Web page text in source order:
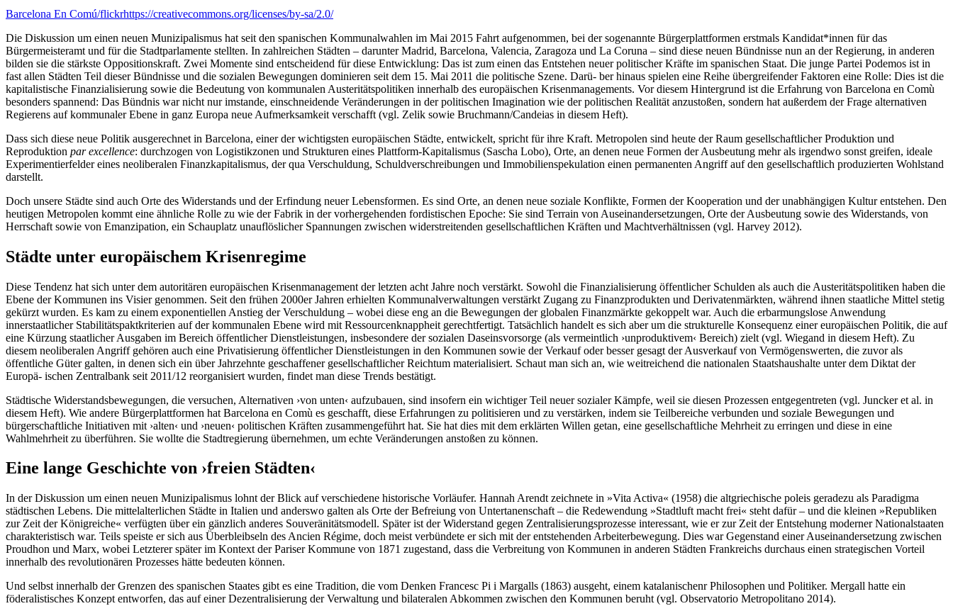
Barcelona En Comú/flickrhttps://creativecommons.org/licenses/by-sa/2.0/
Die Diskussion um einen neuen Munizipalismus hat seit den spanischen Kommunalwahlen im Mai 2015 Fahrt aufgenommen, bei der sogenannte Bürgerplattformen erstmals Kandidat*innen für das
Bürgermeisteramt und für die Stadtparlamente stellten. In zahlreichen Städten – darunter Madrid, Barcelona, Valencia, Zaragoza und La Coruna – sind diese neuen Bündnisse nun an der Regierung, in anderen
bilden sie die stärkste Oppositionskraft. Zwei Momente sind entscheidend für diese Entwicklung: Das ist zum einen das Entstehen neuer politischer Kräfte im spanischen Staat. Die junge Partei Podemos ist in
fast allen Städten Teil dieser Bündnisse und die sozialen Bewegungen dominieren seit dem 15. Mai 2011 die politische Szene. Darü- ber hinaus spielen eine Reihe übergreifender Faktoren eine Rolle: Dies ist die
kapitalistische Finanzialisierung sowie die Bedeutung von kommunalen Austeritätspolitiken innerhalb des europäischen Krisenmanagements. Vor diesem Hintergrund ist die Erfahrung von Barcelona en Comù
besonders spannend: Das Bündnis war nicht nur imstande, einschneidende Veränderungen in der politischen Imagination wie der politischen Realität anzustoßen, sondern hat außerdem der Frage alternativen
Regierens auf kommunaler Ebene in ganz Europa neue Aufmerksamkeit verschafft (vgl. Zelik sowie Bruchmann/Candeias in diesem Heft).
Dass sich diese neue Politik ausgerechnet in Barcelona, einer der wichtigsten europäischen Städte, entwickelt, spricht für ihre Kraft. Metropolen sind heute der Raum gesellschaftlicher Produktion und
Reproduktion par excellence: durchzogen von Logistikzonen und Strukturen eines Plattform-Kapitalismus (Sascha Lobo), Orte, an denen neue Formen der Ausbeutung mehr als irgendwo sonst greifen, ideale
Experimentierfelder eines neoliberalen Finanzkapitalismus, der qua Verschuldung, Schuldverschreibungen und Immobilienspekulation einen permanenten Angriff auf den gesellschaftlich produzierten Wohlstand
darstellt.
Doch unsere Städte sind auch Orte des Widerstands und der Erfindung neuer Lebensformen. Es sind Orte, an denen neue soziale Konflikte, Formen der Kooperation und der unabhängigen Kultur entstehen. Den
heutigen Metropolen kommt eine ähnliche Rolle zu wie der Fabrik in der vorhergehenden fordistischen Epoche: Sie sind Terrain von Auseinandersetzungen, Orte der Ausbeutung sowie des Widerstands, von
Herrschaft sowie von Emanzipation, ein Schauplatz unauflöslicher Spannungen zwischen widerstreitenden gesellschaftlichen Kräften und Machtverhältnissen (vgl. Harvey 2012).
Städte unter europäischem Krisenregime
Diese Tendenz hat sich unter dem autoritären europäischen Krisenmanagement der letzten acht Jahre noch verstärkt. Sowohl die Finanzialisierung öffentlicher Schulden als auch die Austeritätspolitiken haben die
Ebene der Kommunen ins Visier genommen. Seit den frühen 2000er Jahren erhielten Kommunalverwaltungen verstärkt Zugang zu Finanzprodukten und Derivatenmärkten, während ihnen staatliche Mittel stetig
gekürzt wurden. Es kam zu einem exponentiellen Anstieg der Verschuldung – wobei diese eng an die Bewegungen der globalen Finanzmärkte gekoppelt war. Auch die erbarmungslose Anwendung
innerstaatlicher Stabilitätspaktkriterien auf der kommunalen Ebene wird mit Ressourcenknappheit gerechtfertigt. Tatsächlich handelt es sich aber um die strukturelle Konsequenz einer europäischen Politik, die auf
eine Kürzung staatlicher Ausgaben im Bereich öffentlicher Dienstleistungen, insbesondere der sozialen Daseinsvorsorge (als vermeintlich ›unproduktivem‹ Bereich) zielt (vgl. Wiegand in diesem Heft). Zu
diesem neoliberalen Angriff gehören auch eine Privatisierung öffentlicher Dienstleistungen in den Kommunen sowie der Verkauf oder besser gesagt der Ausverkauf von Vermögenswerten, die zuvor als
öffentliche Güter galten, in denen sich ein über Jahrzehnte geschaffener gesellschaftlicher Reichtum materialisiert. Schaut man sich an, wie weitreichend die nationalen Staatshaushalte unter dem Diktat der
Europä- ischen Zentralbank seit 2011/12 reorganisiert wurden, findet man diese Trends bestätigt.
Städtische Widerstandsbewegungen, die versuchen, Alternativen ›von unten‹ aufzubauen, sind insofern ein wichtiger Teil neuer sozialer Kämpfe, weil sie diesen Prozessen entgegentreten (vgl. Juncker et al. in
diesem Heft). Wie andere Bürgerplattformen hat Barcelona en Comù es geschafft, diese Erfahrungen zu politisieren und zu verstärken, indem sie Teilbereiche verbunden und soziale Bewegungen und
bürgerschaftliche Initiativen mit ›alten‹ und ›neuen‹ politischen Kräften zusammengeführt hat. Sie hat dies mit dem erklärten Willen getan, eine gesellschaftliche Mehrheit zu erringen und diese in eine
Wahlmehrheit zu überführen. Sie wollte die Stadtregierung übernehmen, um echte Veränderungen anstoßen zu können.
Eine lange Geschichte von ›freien Städten‹
In der Diskussion um einen neuen Munizipalismus lohnt der Blick auf verschiedene historische Vorläufer. Hannah Arendt zeichnete in »Vita Activa« (1958) die altgriechische poleis geradezu als Paradigma
städtischen Lebens. Die mittelalterlichen Städte in Italien und anderswo galten als Orte der Befreiung von Untertanenschaft – die Redewendung »Stadtluft macht frei« steht dafür – und die kleinen »Republiken
zur Zeit der Königreiche« verfügten über ein gänzlich anderes Souveränitätsmodell. Später ist der Widerstand gegen Zentralisierungsprozesse interessant, wie er zur Zeit der Entstehung moderner Nationalstaaten
charakteristisch war. Teils speiste er sich aus Überbleibseln des Ancien Régime, doch meist verbündete er sich mit der entstehenden Arbeiterbewegung. Dies war Gegenstand einer Auseinandersetzung zwischen
Proudhon und Marx, wobei Letzterer später im Kontext der Pariser Kommune von 1871 zugestand, dass die Verbreitung von Kommunen in anderen Städten Frankreichs durchaus einen strategischen Vorteil
innerhalb des revolutionären Prozesses hätte bedeuten können.
Und selbst innerhalb der Grenzen des spanischen Staates gibt es eine Tradition, die vom Denken Francesc Pi i Margalls (1863) ausgeht, einem katalanischenr Philosophen und Politiker. Mergall hatte ein
föderalistisches Konzept entworfen, das auf einer Dezentralisierung der Verwaltung und bilateralen Abkommen zwischen den Kommunen beruht (vgl. Observatorio Metropolitano 2014).